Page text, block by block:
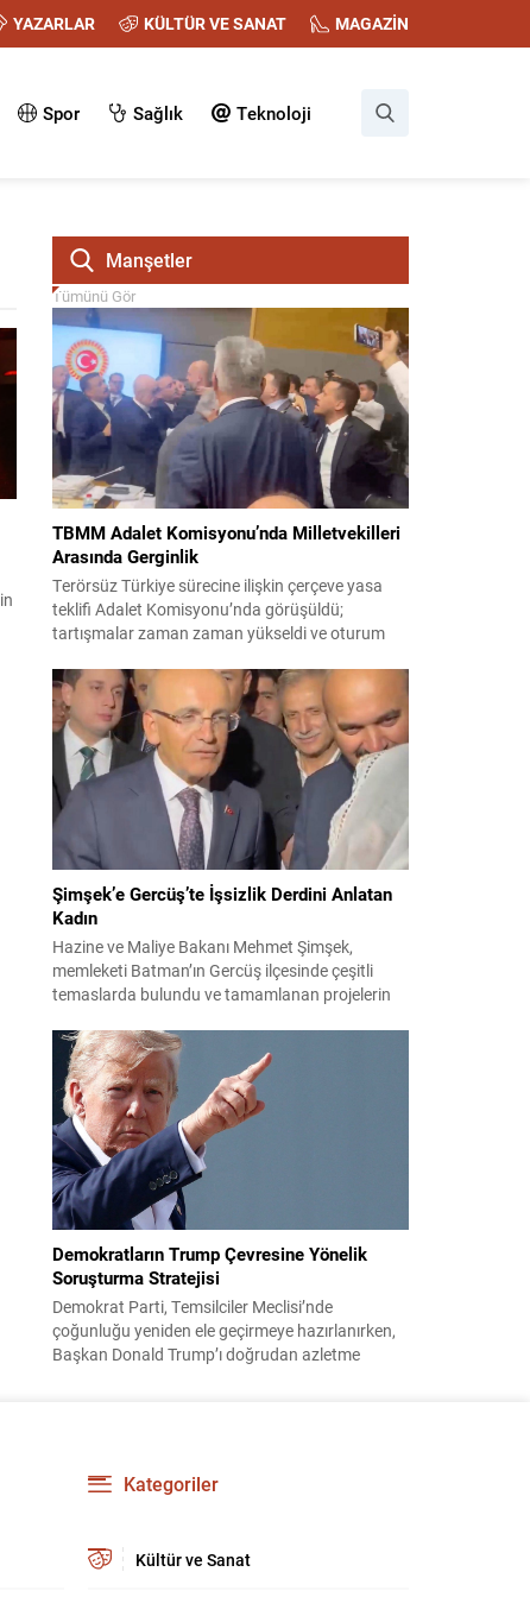
YAZARLAR KÜLTÜR VE SANAT MAGAZİN
Spor Sağlık Teknoloji
Manşetler
Tümünü Gör
TBMM Adalet Komisyonu’nda Milletvekilleri
Arasında Gerginlik
Terörsüz Türkiye sürecine ilişkin çerçeve yasa
teklifi Adalet Komisyonu’nda görüşüldü;
tartışmalar zaman zaman yükseldi ve oturum
çalışmalarında kimi milletvekilleri arasında sözlü
gerilim yaşandı, daha sonra fiziksel arbede çıktı.
Görüşme sırasında İyi Parti ile MHP milletvekilleri
arasında söz düellosu başladı; taraflar birbirlerini
sert ifadelerle eleştirdi. Tartışma...
Şimşek’e Gercüş’te İşsizlik Derdini Anlatan
Kadın
Hazine ve Maliye Bakanı Mehmet Şimşek,
memleketi Batman’ın Gercüş ilçesinde çeşitli
temaslarda bulundu ve tamamlanan projelerin
sakinleriyle sohbet ettiği esnada bir yaşlı kadının
çocuklarının işsizliğine dair yakınmasını dinledi.
Kadının dertlerini Kürtçe olarak doğrudan Bakan
Şimşek’e aktarması, orada bulunanların ilgisini
çekti. Şimşek ise samimi bir...
Demokratların Trump Çevresine Yönelik
Soruşturma Stratejisi
Demokrat Parti, Temsilciler Meclisi’nde
çoğunluğu yeniden ele geçirmeye hazırlanırken,
Başkan Donald Trump’ı doğrudan azletme
kuruluşları üzerinden belge ve tanıklık toplama
yöntemlerini değerlendiriyor. Demokratlar, Beyaz
Kategoriler
Kültür ve Sanat